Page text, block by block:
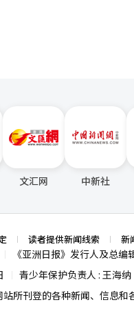
文汇网 中新社
读者提供新闻线索 新
《亚洲日报》发行人及总编
青少年保护负责人 : 王海
站所刊登的各种新闻、信息和